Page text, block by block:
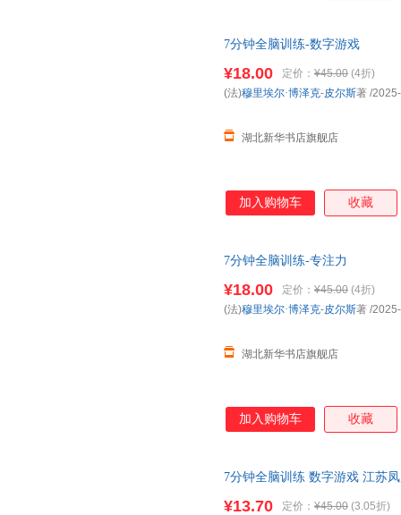
7分钟全脑训练-数字游戏
¥18.00 定价： ¥45.00 (4折)
湖北新华书店旗舰店
(法)穆里埃尔·博泽克-皮尔斯著 /
加入购物车 收藏
7分钟全脑训练-专注力
¥18.00 定价： ¥45.00 (4折)
湖北新华书店旗舰店
(法)穆里埃尔·博泽克-皮尔斯著 /
加入购物车 收藏
7分钟全脑训练 数字游戏 江苏
¥13.70 定价： ¥45.00 (3.05折)